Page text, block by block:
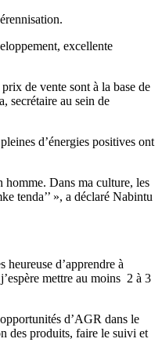
excellente
de vente sont à la base de
secrétaire au sein de
d’énergies positives ont
homme. Dans ma culture, les
tenda’’ », a déclaré Nabintu
d’apprendre à
mettre au moins 2 à 3
d’AGR dans le
des produits, faire le suivi et